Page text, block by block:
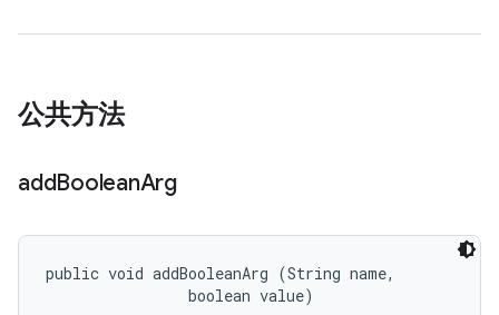
公共方法
addBooleanArg
public void addBooleanArg (String name,
                boolean value)